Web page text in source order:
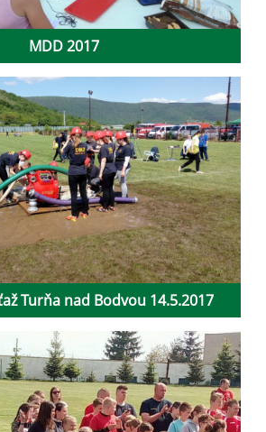
MDD 2017
Turňa nad Bodvou 14.5.2017